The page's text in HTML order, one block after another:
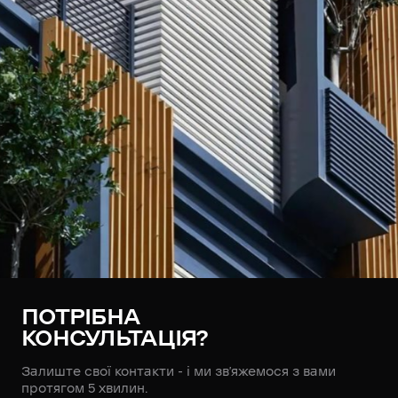
ПОТРІБНА
КОНСУЛЬТАЦІЯ?
Залиште свої контакти - і ми зв’яжемося з вами
протягом 5 хвилин.